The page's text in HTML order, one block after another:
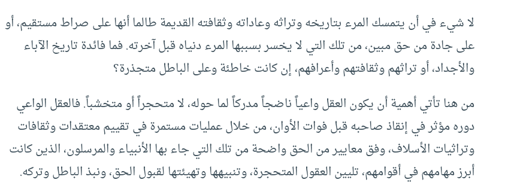
لا شيء في أن يتمسك المرء بتاريخه وتراثه وعاداته وثقافته القديمة طالما أنها على صراط مستقيم، أو
على جادة من حق مبين، من تلك التي لا يخسر بسببها المرء دنياه قبل آخرته. فما فائدة تاريخ الآباء
والأجداد، أو تراثهم وثقافتهم وأعرافهم، إن كانت خاطئة وعلى الباطل متجذرة؟
من هنا تأتي أهمية أن يكون العقل واعياً ناضجاً مدركاً لما حوله، لا متحجراً أو متخشباً. فالعقل الواعي
دوره مؤثر في إنقاذ صاحبه قبل فوات الأوان، من خلال عمليات مستمرة في تقييم معتقدات وثقافات
وتراثيات الأسلاف، وفق معايير من الحق واضحة من تلك التي جاء بها الأنبياء والمرسلون، الذين كانت
أبرز مهامهم في أقوامهم، تليين العقول المتحجرة، وتنبيهها وتهيئتها لقبول الحق، ونبذ الباطل وتركه.